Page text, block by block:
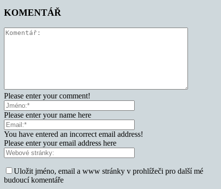
KOMENTÁŘ
Please enter your comment!
Please enter your name here
You have entered an incorrect email address!
Please enter your email address here
Uložit jméno, email a www stránky v prohlížeči pro další mé
budoucí komentáře